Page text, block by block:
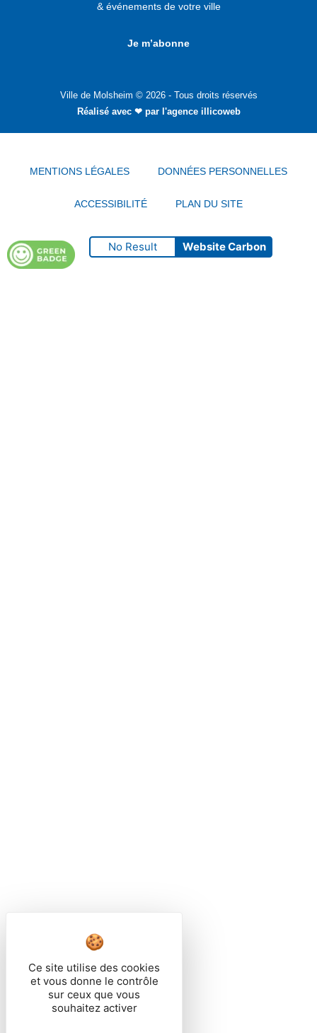
& événements de votre ville
Je m’abonne
Ville de Molsheim © 2026 - Tous droits réservés
Réalisé avec ❤ par l'agence illicoweb
MENTIONS LÉGALES DONNÉES PERSONNELLES
ACCESSIBILITÉ PLAN DU SITE
No Result Website Carbon
Ce site utilise des cookies
et vous donne le contrôle
sur ceux que vous
souhaitez activer